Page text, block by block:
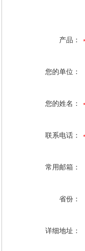
产品：
您的单位：
您的姓名：
联系电话：
常用邮箱：
省份：
详细地址：